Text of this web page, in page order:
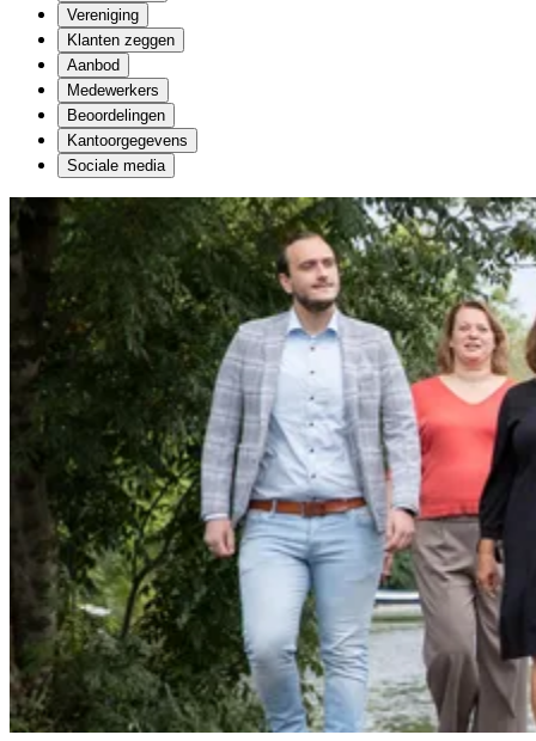
Vereniging
Klanten zeggen
Aanbod
Medewerkers
Beoordelingen
Kantoorgegevens
Sociale media